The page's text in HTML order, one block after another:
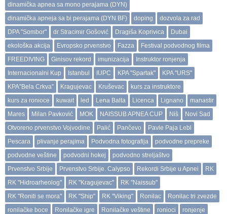
dinamička apnea sa mono perajama (DYN)
dinamička apneja sa bi perajama (DYN BF)
doping
dozvola za rad
DPA "Sombor"
dr Stracimir Gošović Dragiša Koprivica
Dubai
ekološka akcija
Evropsko prvenstvo Fazza
Festival podvodnog filma
FREEDIVING
Ginisov rekord imunizacija
Instruktor ronjenja
Internacionalni Kup
Istanbul IUPC KPA "Spartak"
KPA "URS"
KPA”Bela Crkva”
Kragujevac Kruševac
kurs za instruktore
kurs za ronioce
kuwait led Lena Balta Licenca Lignano
manastir
Mares
Milan Pavković MOK NAISSUB APNEA CUP Niš
Novi Sad
Otvoreno prvenstvo Vojvodine
Palić Pančevo
Pavle Paja Lebl
Pescara
plivanje perajima Podvodna fotografija
podvodne prepreke
podvodne veštine
podvodni hokej
podvodno streljaštvo
Prvenstvo Srbije
Prvenstvo Srbije. Calypso Rekordi Srbije u Apnei
RK
RK "Hidroarheolog"
RK "Kragujevac"
RK "Naissub"
RK "Roniti se mora"
RK "Ship" RK "Viking" Ronilac
Ronilac tri zvezde
ronilačke boce
Ronilačke igre Ronilačke veštine ronioci
ronjenje